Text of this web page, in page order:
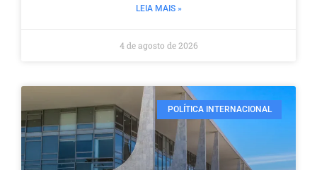
LEIA MAIS »
4 de agosto de 2026
POLÍTICA INTERNACIONAL